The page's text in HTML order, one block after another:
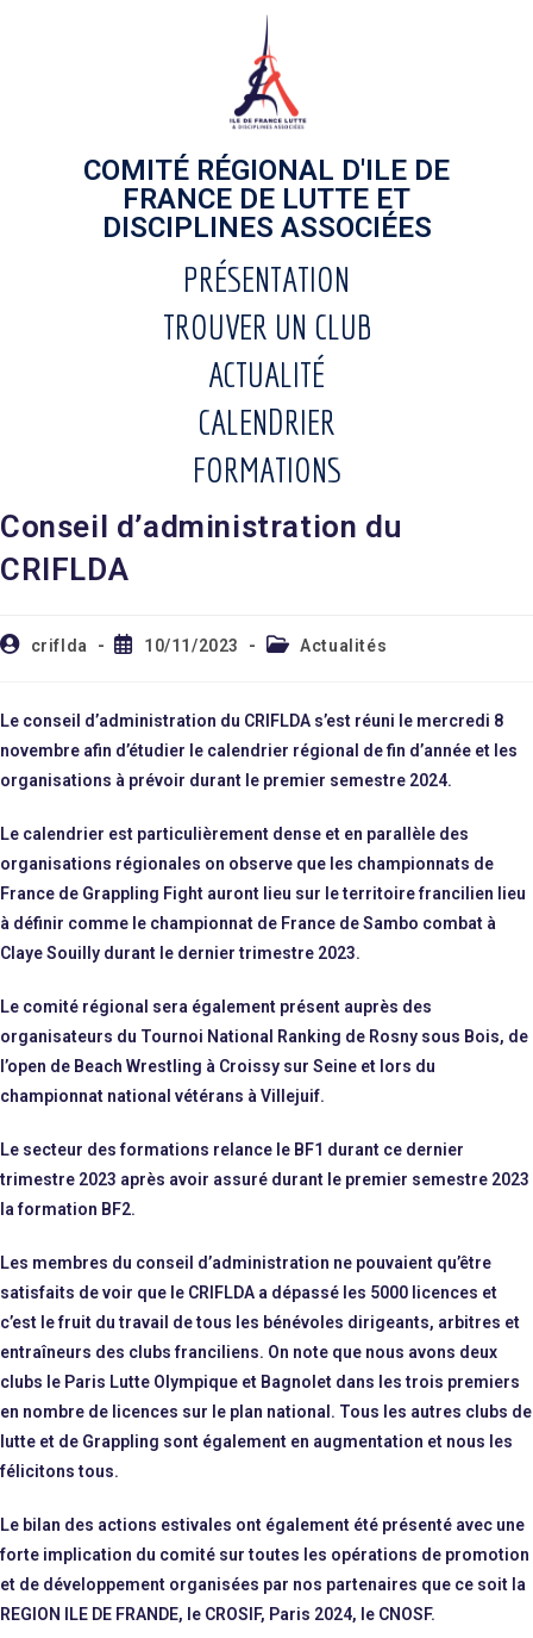
COMITÉ RÉGIONAL D'ILE DE
FRANCE DE LUTTE ET
DISCIPLINES ASSOCIÉES
PRÉSENTATION
TROUVER UN CLUB
ACTUALITÉ
CALENDRIER
FORMATIONS
Conseil d’administration du
CRIFLDA
criflda 10/11/2023 Actualités
Le conseil d’administration du CRIFLDA s’est réuni le mercredi 8
novembre afin d’étudier le calendrier régional de fin d’année et les
organisations à prévoir durant le premier semestre 2024.
Le calendrier est particulièrement dense et en parallèle des
organisations régionales on observe que les championnats de
France de Grappling Fight auront lieu sur le territoire francilien lieu
à définir comme le championnat de France de Sambo combat à
Claye Souilly durant le dernier trimestre 2023.
Le comité régional sera également présent auprès des
organisateurs du Tournoi National Ranking de Rosny sous Bois, de
l’open de Beach Wrestling à Croissy sur Seine et lors du
championnat national vétérans à Villejuif.
Le secteur des formations relance le BF1 durant ce dernier
trimestre 2023 après avoir assuré durant le premier semestre 2023
la formation BF2.
Les membres du conseil d’administration ne pouvaient qu’être
satisfaits de voir que le CRIFLDA a dépassé les 5000 licences et
c’est le fruit du travail de tous les bénévoles dirigeants, arbitres et
entraîneurs des clubs franciliens. On note que nous avons deux
clubs le Paris Lutte Olympique et Bagnolet dans les trois premiers
en nombre de licences sur le plan national. Tous les autres clubs de
lutte et de Grappling sont également en augmentation et nous les
félicitons tous.
Le bilan des actions estivales ont également été présenté avec une
forte implication du comité sur toutes les opérations de promotion
et de développement organisées par nos partenaires que ce soit la
REGION ILE DE FRANDE, le CROSIF, Paris 2024, le CNOSF.